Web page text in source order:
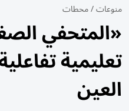
منوعات/محطات
«المتحفي
تعليمية
العين